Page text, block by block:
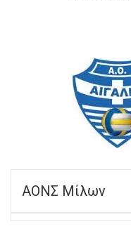
ΑΟΝΣ Μίλων